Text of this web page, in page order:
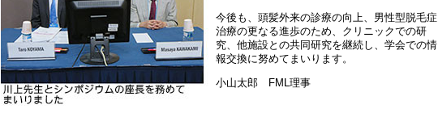
今後も、頭髪外来の診療の向上、男性型脱毛症
治療の更なる進歩のため、クリニックでの研
究、他施設との共同研究を継続し、学会での情
報交換に努めてまいります。
小山太郎 FML理事